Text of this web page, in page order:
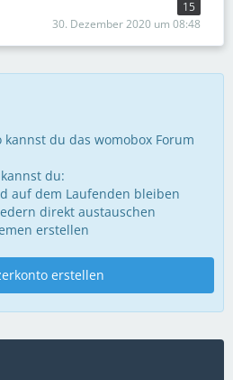
15
30. Dezember 2020 um 08:48
du das womobox Forum
du:
auf dem Laufenden bleiben
direkt austauschen
erstellen
erstellen